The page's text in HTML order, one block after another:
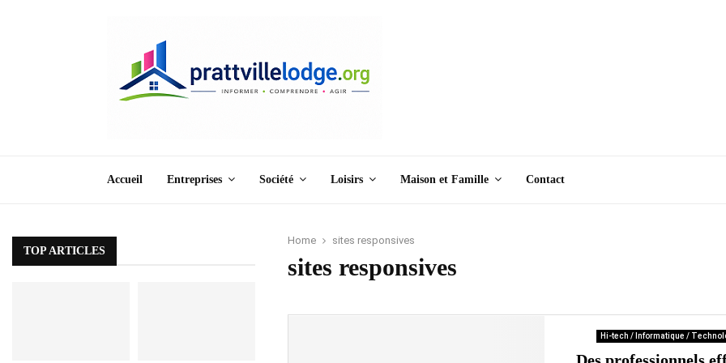
Accueil Entreprises Société Loisirs Maison et Famille Contact
Home sites responsives
sites responsives
Hi-tech / Informatique /
TOP ARTICLES